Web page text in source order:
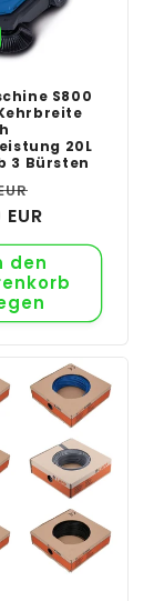
S800
20L
3 Bürsten
den